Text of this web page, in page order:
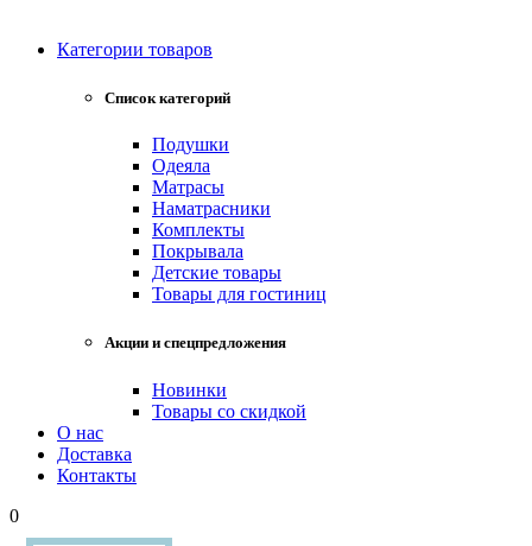
Категории товаров
Список категорий
Подушки
Одеяла
Матрасы
Наматрасники
Комплекты
Покрывала
Детские товары
Товары для гостиниц
Акции и спецпредложения
Новинки
Товары со скидкой
О нас
Доставка
Контакты
0